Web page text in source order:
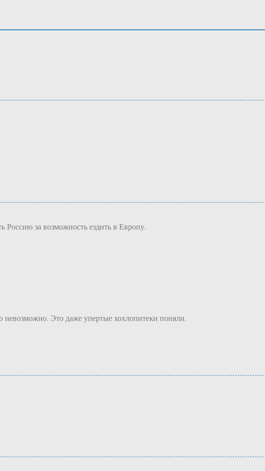
Россию за возможность ездить в Европу.
невозможно. Это даже упертые хохлопитеки поняли.